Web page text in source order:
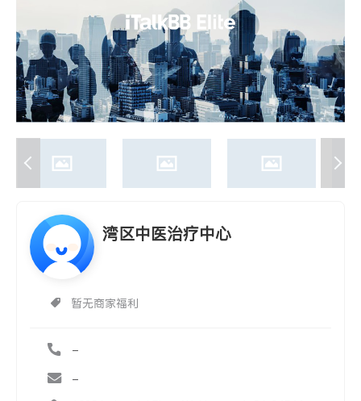
养老 非盈利组织
湾区中医治疗中心
暂无商家福利
-
-